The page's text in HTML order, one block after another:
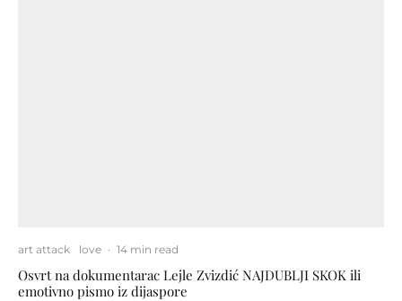
art attack love · 14 min read
Osvrt na dokumentarac Lejle Zvizdić NAJDUBLJI SKOK ili
emotivno pismo iz dijaspore